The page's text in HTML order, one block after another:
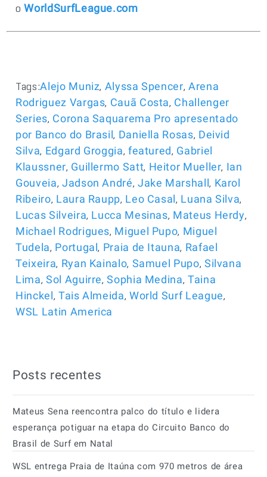
oWorldSurfLeague.com
Tags:Alejo Muniz, Alyssa Spencer, Arena
Rodriguez Vargas, Cauã Costa, Challenger
Series, Corona Saquarema Pro apresentado
por Banco do Brasil, Daniella Rosas, Deivid
Silva, Edgard Groggia, featured, Gabriel
Klaussner, Guillermo Satt, Heitor Mueller, Ian
Gouveia, Jadson André, Jake Marshall, Karol
Ribeiro, Laura Raupp, Leo Casal, Luana Silva,
Lucas Silveira, Lucca Mesinas, Mateus Herdy,
Michael Rodrigues, Miguel Pupo, Miguel
Tudela, Portugal, Praia de Itauna, Rafael
Teixeira, Ryan Kainalo, Samuel Pupo, Silvana
Lima,Sol Aguirre,Sophia Medina, Taina
Hinckel, Tais Almeida, World Surf League,
WSL Latin America
Posts recentes
Mateus Sena reencontra palco do título e lidera
esperança potiguar na etapa do Circuito Banco do
Brasil de Surf em Natal
WSL entrega Praia de Itaúna com 970 metros de área